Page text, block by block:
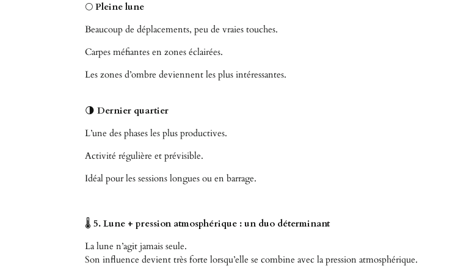
🌕 Pleine lune
Beaucoup de déplacements, peu de vraies touches.
Carpes méfiantes en zones éclairées.
Les zones d’ombre deviennent les plus intéressantes.
🌗 Dernier quartier
L’une des phases les plus productives.
Activité régulière et prévisible.
Idéal pour les sessions longues ou en barrage.
🌡 5. Lune + pression atmosphérique : un duo déterminant
La lune n’agit jamais seule.
Son influence devient très forte lorsqu’elle se combine avec la pression atmosphérique.